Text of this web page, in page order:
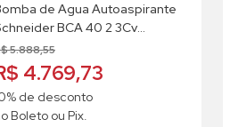
de Agua Autoaspirante
BCA 40 2 3Cv
5.888,55
4.769,73
de desconto
Boleto ou Pix.